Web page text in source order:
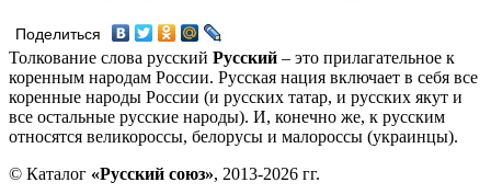
Поделиться
Толкование слова русский Русский – это прилагательное к
коренным народам России. Русская нация включает в себя все
коренные народы России (и русских татар, и русских якут и
все остальные русские народы). И, конечно же, к русским
относятся великороссы, белорусы и малороссы (украинцы).
© Каталог «Русский союз», 2013-2026 гг.